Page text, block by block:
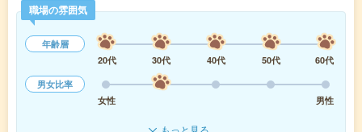
職場の雰囲気
年齢層
20代
30代 40代 50代
60代
男女比率
女性
男性
もっと見る